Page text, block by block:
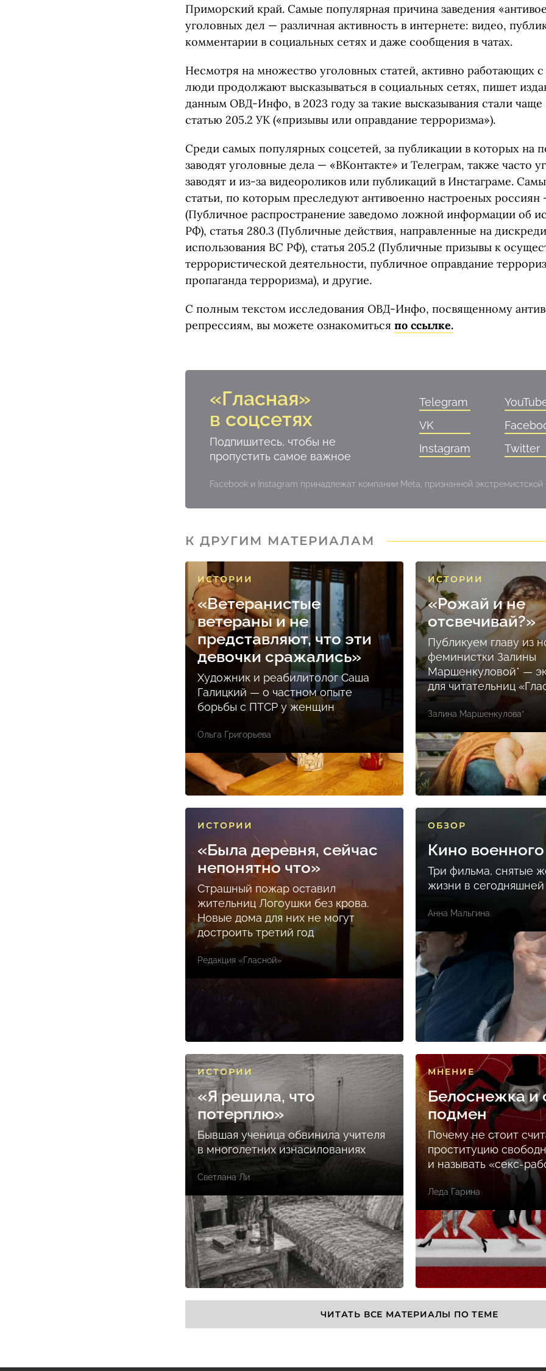
Приморский край. Самые популярная причина заведения
уголовных дел — различная активность в интернете: видео,
комментарии в социальных сетях и даже сообщения в чатах.
Несмотря на множество уголовных статей, активно работающих
люди продолжают высказываться в социальных сетях, пишет
данным ОВД-Инфо, в 2023 году за такие высказывания стали чаще
статью 205.2 УК («призывы или оправдание терроризма»).
Среди самых популярных соцсетей, за публикации в которых на
заводят уголовные дела — «ВКонтакте» и Телеграм, также часто
заводят и из-за видеороликов или публикаций в Инстаграме.
статьи, по которым преследуют антивоенно настроеных россиян
(Публичное распространение заведомо ложной информации об
РФ), статья 280.3 (Публичные действия, направленные на
использования ВС РФ), статья 205.2 (Публичные призывы к
террористической деятельности, публичное оправдание
пропаганда терроризма), и другие.
С полным текстом исследования ОВД-Инфо, посвященному
репрессиям, вы можете ознакомиться по ссылке.
«Гласная»
в соцсетях
Подпишитесь, чтобы не
пропустить самое важное
Telegram
VK
Instagram
Twitter
Facebook и Instagram принадлежат компании Meta, признанной
К ДРУГИМ МАТЕРИАЛАМ
ИСТОРИИ
«Ветеранистые
ветераны и не
представляют, что эти
девочки сражались»
Художник и реабилитолог Саша
Галицкий — о частном опыте
борьбы с ПТСР у женщин
Ольга Григорьева
ИСТОРИИ
«Рожай и не
отсвечивай?»
Публикуем главу из
феминистки Залины
Маршенкуловой* —
для читательниц
Залина Маршенкулова*
ИСТОРИИ
«Была деревня, сейчас
непонятно что»
Страшный пожар оставил
жительниц Логоушки без крова.
Новые дома для них не могут
достроить третий год
Редакция «Гласной»
ОБЗОР
Кино
Три фильма, снятые
жизни в
Анна Мальгина
ИСТОРИИ
«Я решила, что
потерплю»
Бывшая ученица обвинила учителя
в многолетних изнасилованиях
Светлана Ли
МНЕНИЕ
Белоснежка и
подмен
Почему не стоит
проституцию
и называть «секс-
Леда Гарина
ЧИТАТЬ ВСЕ МАТЕРИАЛЫ ПО ТЕМЕ